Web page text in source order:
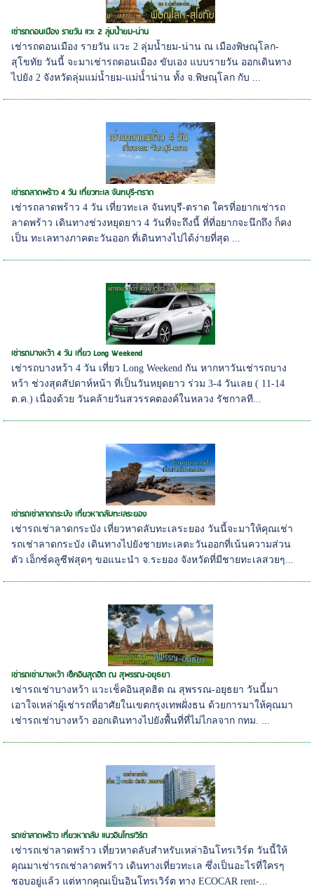
เช่ารถดอนเมือง รายวัน แวะ 2 ลุ่มน้ำยม-น่าน
เช่ารถดอนเมือง รายวัน แวะ 2 ลุ่มน้ำยม-น่าน ณ เมืองพิษณุโลก-
สุโขทัย วันนี้ จะมาเช่ารถดอนเมือง ขับเอง แบบรายวัน ออกเดินทาง
ไปยัง 2 จังหวัดลุ่มแม่น้ำยม-แม่น้่ำน่าน ทั้ง จ.พิษณุโลก กับ ...
เช่ารถลาดพร้าว 4 วัน เที่ยวทะเล จันทบุรี-ตราด
เช่ารถลาดพร้าว 4 วัน เที่ยวทะเล จันทบุรี-ตราด ใครที่อยากเช่ารถ
ลาดพร้าว เดินทางช่วงหยุดยาว 4 วันที่จะถึงนี้ ที่ที่อยากจะนึกถึง ก็คง
เป็น ทะเลทางภาคตะวันออก ที่เดินทางไปได้ง่ายที่สุด ...
เช่ารถบางหว้า 4 วัน เที่ยว Long Weekend
เช่ารถบางหว้า 4 วัน เที่ยว Long Weekend กัน หากหาวันเช่ารถบาง
หว้า ช่วงสุดสัปดาห์หน้า ที่เป็นวันหยุดยาว ร่วม 3-4 วันเลย ( 11-14
ต.ค.) เนื่องด้วย วันคล้ายวันสวรรคตองค์ในหลวง รัชกาลที...
เช่ารถเช่าลาดกระบัง เที่ยวหาดลับทะเลระยอง
เช่ารถเช่าลาดกระบัง เที่ยวหาดลับทะเลระยอง วันนี้จะมาให้คุณเช่า
รถเช่าลาดกระบัง เดินทางไปยังชายทะเลตะวันออกที่เน้นความส่วน
ตัว เอ็กซ์คลูซีฟสุดๆ ขอแนะนำ จ.ระยอง จังหวัดที่มีชายทะเลสวยๆ...
เช่ารถเช่าบางหว้า เช็คอินสุดฮิต ณ สุพรรณ-อยุธยา
เช่ารถเช่าบางหว้า แวะเช็คอินสุดฮิต ณ สุพรรณ-อยุธยา วันนี้มา
เอาใจเหล่าผู้เช่ารถที่อาศัยในเขตกรุงเทพฝั่งธน ด้วยการมาให้คุณมา
เช่ารถเช่าบางหว้า ออกเดินทางไปยังพื้นที่ที่ไม่ไกลจาก กทม. ...
รถเช่าลาดพร้าว เที่ยวหาดลับ แนวอินโทรเวิร์ต
เช่ารถเช่าลาดพร้าว เที่ยวหาดลับสำหรับเหล่าอินโทรเวิร์ต วันนี้ให้
คุณมาเช่ารถเช่าลาดพร้าว เดินทางเที่ยวทะเล ซึ่งเป็นอะไรที่ใครๆ
ชอบอยู่แล้ว แต่หากคุณเป็นอินโทรเวิร์ต ทาง ECOCAR rent-...